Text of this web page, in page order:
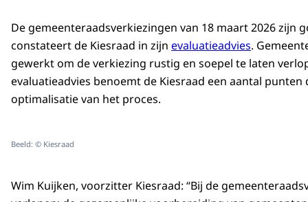
De gemeenteraadsverkiezingen van 18 maart 2026 zijn
constateert de Kiesraad in zijn evaluatieadvies.
gewerkt om de verkiezing rustig en soepel te laten
evaluatieadvies benoemt de Kiesraad een aantal punten
optimalisatie van het proces.
Beeld: © Kiesraad
Wim Kuijken, voorzitter Kiesraad: “Bij de